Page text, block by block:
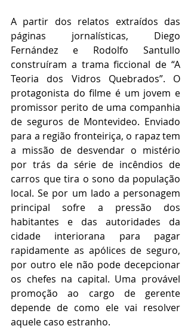
A partir dos relatos extraídos das
páginas jornalísticas, Diego
Fernández e Rodolfo Santullo
construíram a trama ficcional de “A
Teoria dos Vidros Quebrados”. O
protagonista do filme é um jovem e
promissor perito de uma companhia
de seguros de Montevideo. Enviado
para a região fronteiriça, o rapaz tem
a missão de desvendar o mistério
por trás da série de incêndios de
carros que tira o sono da população
local. Se por um lado a personagem
principal sofre a pressão dos
habitantes e das autoridades da
cidade interiorana para pagar
rapidamente as apólices de seguro,
por outro ele não pode decepcionar
os chefes na capital. Uma provável
promoção ao cargo de gerente
depende de como ele vai resolver
aquele caso estranho.